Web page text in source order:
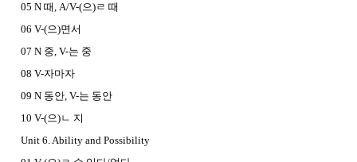
05 N 때, A/V-(으)ㄹ 때
06 V-(으)면서
07 N 중, V-는 중
08 V-자마자
09 N 동안, V-는 동안
10 V-(으)ㄴ 지
Unit 6. Ability and Possibility